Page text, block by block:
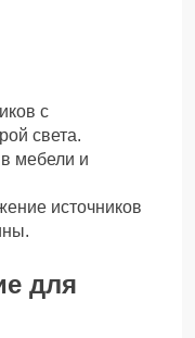
с
света.
мебели и
источников
для